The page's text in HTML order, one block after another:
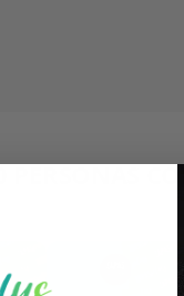
PERSONAS